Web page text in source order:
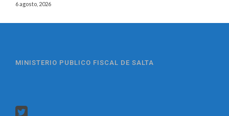
6 agosto, 2026
MINISTERIO PUBLICO FISCAL DE SALTA